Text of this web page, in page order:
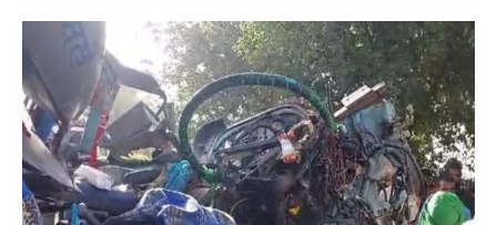
PRTC
और
ट्राले
में
हुई
जबरदस्त
भिड़ंत,